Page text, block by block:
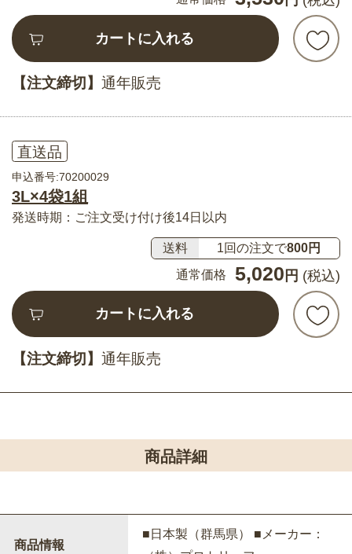
カートに入れる
【注文締切】 通年販売
直送品
申込番号:70200029
3L×4袋1組
発送時期：ご注文受け付け後14日以内
送料 1回の注文で800円
通常価格
5,020 円 (税込)
カートに入れる
【注文締切】 通年販売
商品詳細
商品情報
■日本製（群馬県） ■メーカー：